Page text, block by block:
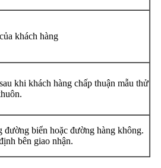
khách hàng
khi khách hàng chấp thuận mẫu thử
đường biển hoặc đường hàng không.
bên giao nhận.